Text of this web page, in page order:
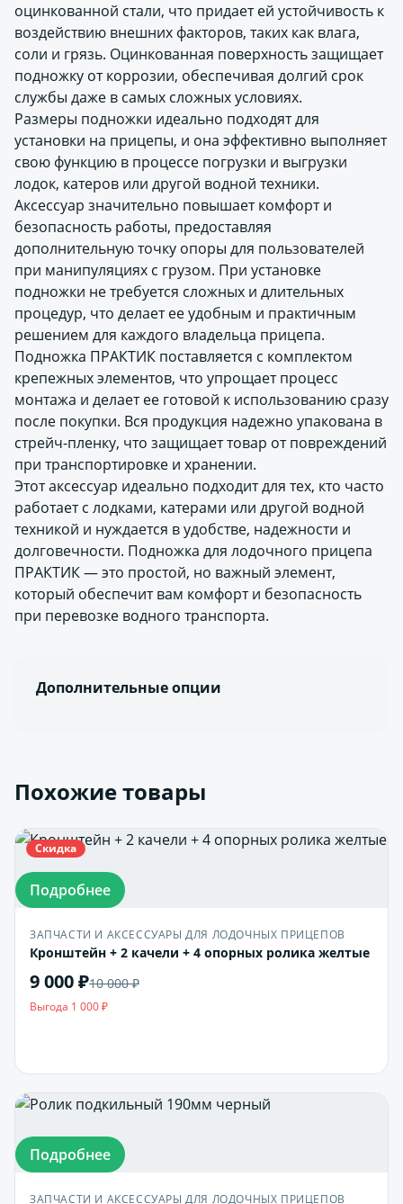
оцинкованной стали, что придает ей устойчивость к
воздействию внешних факторов, таких как влага,
соли и грязь. Оцинкованная поверхность защищает
подножку от коррозии, обеспечивая долгий срок
службы даже в самых сложных условиях.
Размеры подножки идеально подходят для
установки на прицепы, и она эффективно выполняет
свою функцию в процессе погрузки и выгрузки
лодок, катеров или другой водной техники.
Аксессуар значительно повышает комфорт и
безопасность работы, предоставляя
дополнительную точку опоры для пользователей
при манипуляциях с грузом. При установке
подножки не требуется сложных и длительных
процедур, что делает ее удобным и практичным
решением для каждого владельца прицепа.
Подножка ПРАКТИК поставляется с комплектом
крепежных элементов, что упрощает процесс
монтажа и делает ее готовой к использованию сразу
после покупки. Вся продукция надежно упакована в
стрейч-пленку, что защищает товар от повреждений
при транспортировке и хранении.
Этот аксессуар идеально подходит для тех, кто часто
работает с лодками, катерами или другой водной
техникой и нуждается в удобстве, надежности и
долговечности. Подножка для лодочного прицепа
ПРАКТИК — это простой, но важный элемент,
который обеспечит вам комфорт и безопасность
при перевозке водного транспорта.
Дополнительные опции
Похожие товары
Скидка
Подробнее
ЗАПЧАСТИ И АКСЕССУАРЫ ДЛЯ ЛОДОЧНЫХ ПРИЦЕПОВ
Кронштейн + 2 качели + 4 опорных ролика желтые
9 000 ₽10 000 ₽
Выгода 1 000 ₽
Подробнее
ЗАПЧАСТИ И АКСЕССУАРЫ ДЛЯ ЛОДОЧНЫХ ПРИЦЕПОВ